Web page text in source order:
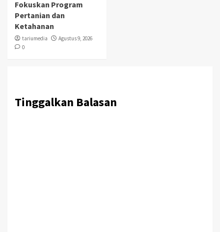
Fokuskan Program
Pertanian dan
Ketahanan
tariumedia
Agustus 9, 2026
0
Tinggalkan Balasan